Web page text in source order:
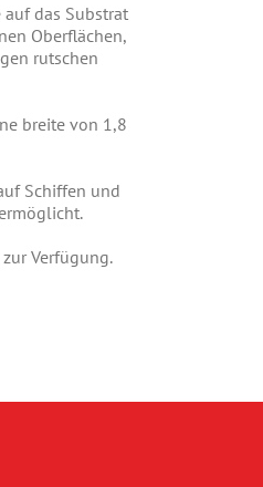
das Substrat
Oberflächen,
rutschen
breite von 1,8
Schiffen und
Verfügung.